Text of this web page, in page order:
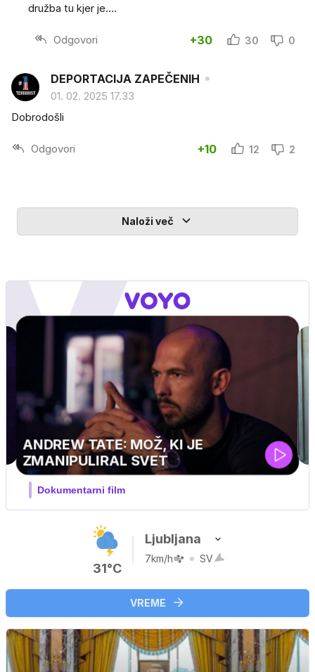
družba tu kjer je....
Odgovori +30 30 0
DEPORTACIJA ZAPEČENIH
01. 02. 2025 17.33
Dobrodošli
Odgovori +10 12 2
Naloži več
MOJ PRIJATELJ PINGVIN
Film meseca / družinski, pustolovski
31°C
Ljubljana
7km/h SV
VREME